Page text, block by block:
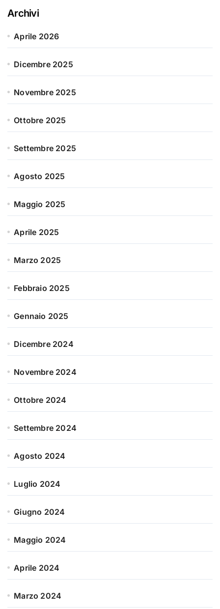
Archivi
Aprile 2026
Dicembre 2025
Novembre 2025
Ottobre 2025
Settembre 2025
Agosto 2025
Maggio 2025
Aprile 2025
Marzo 2025
Febbraio 2025
Gennaio 2025
Dicembre 2024
Novembre 2024
Ottobre 2024
Settembre 2024
Agosto 2024
Luglio 2024
Giugno 2024
Maggio 2024
Aprile 2024
Marzo 2024